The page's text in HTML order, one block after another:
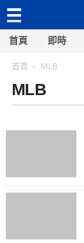
首頁 即時
首頁 MLB
MLB